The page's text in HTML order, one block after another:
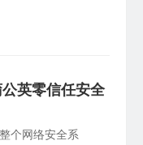
英零信任安全
个网络安全系